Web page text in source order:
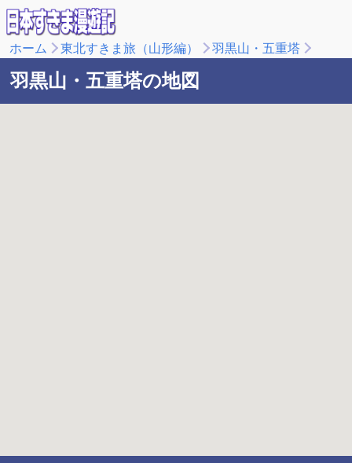
ホーム 東北すきま旅（山形編） 羽黒山・五重塔
羽黒山・五重塔の地図